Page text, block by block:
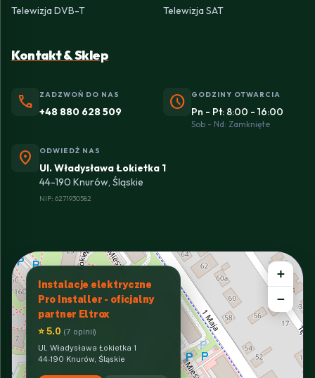
Telewizja DVB-T
Telewizja SAT
Kontakt & Sklep
phone ZADZWOŃ DO NAS
+48 880 628 509 schedule GODZINY OTWARCIA
Pn - Pt: 8:00 - 16:00
Sob - Nd: Zamknięte
location_on ODWIEDŹ NAS
Ul. Władysława Łokietka 1
44-190 Knurów, Śląskie
NIP: 6271930582
Instalacje elektryczne
Pro Installer - oficjalny
partner Eltrox
⭐ 5.0 (7 opinii)
Ul. Władysława Łokietka 1
44-190 Knurów, Śląskie
+
−